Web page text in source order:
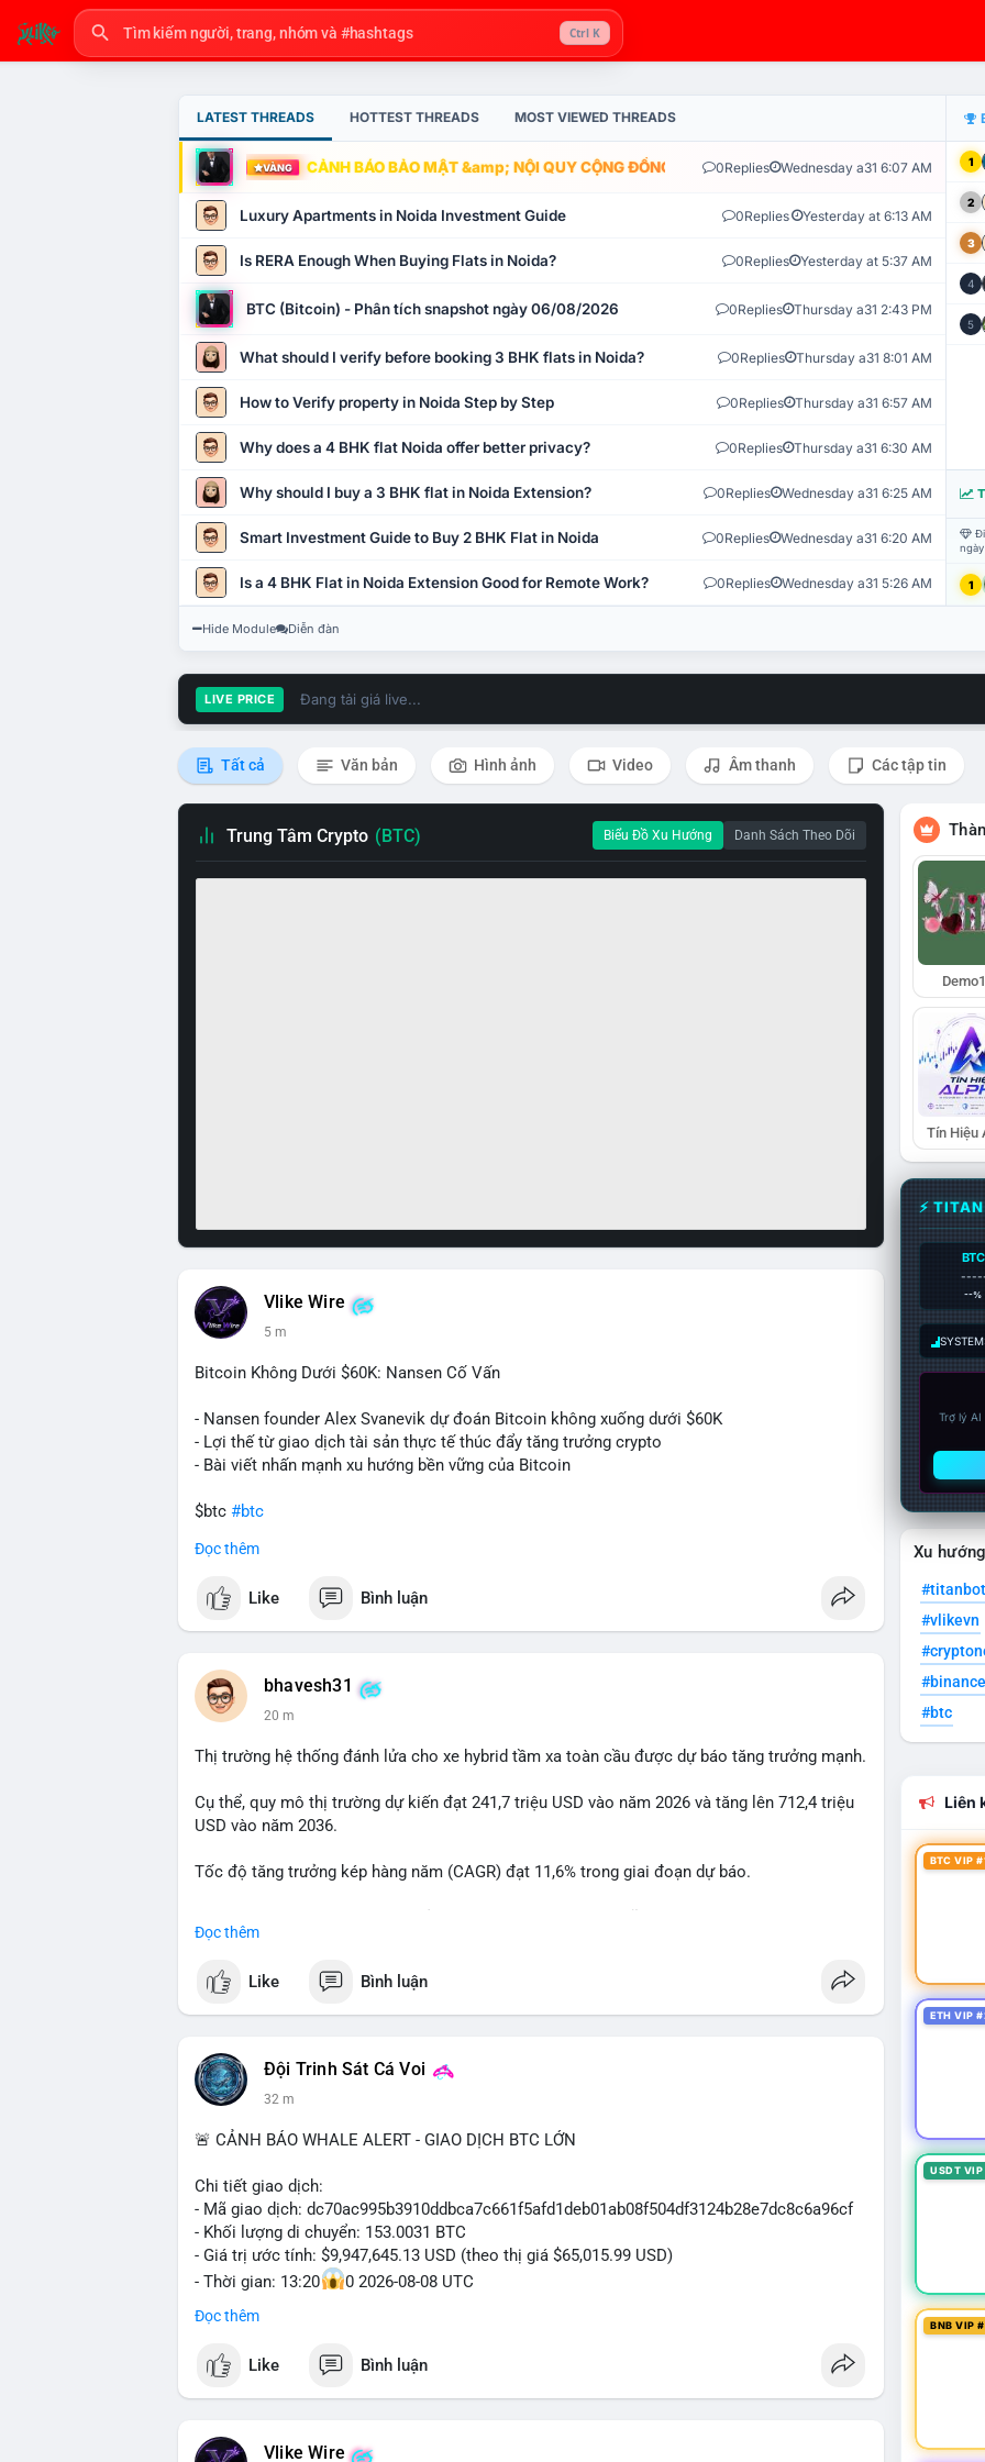
Ctrl K
LATEST THREADS HOTTEST THREADS MOST VIEWED THREADS
VÀNG CẢNH BÁO BẢO MẬT &amp; NỘI QUY CỘNG ĐỒNG VLIKE.VN: HỆ THỐNG GIÁM SÁT TỰ
0Replies Wednesday a31 6:07 AM
Luxury Apartments in Noida Investment Guide 0Replies Yesterday at 6:13 AM
Is RERA Enough When Buying Flats in Noida? 0Replies Yesterday at 5:37 AM
BTC (Bitcoin) - Phân tích snapshot ngày 06/08/2026 0Replies Thursday a31 2:43 PM
What should I verify before booking 3 BHK flats in Noida? 0Replies Thursday a31 8:01 AM
How to Verify property in Noida Step by Step 0Replies Thursday a31 6:57 AM
Why does a 4 BHK flat Noida offer better privacy? 0Replies Thursday a31 6:30 AM
Why should I buy a 3 BHK flat in Noida Extension? 0Replies Wednesday a31 6:25 AM
Smart Investment Guide to Buy 2 BHK Flat in Noida 0Replies Wednesday a31 6:20 AM
Is a 4 BHK Flat in Noida Extension Good for Remote Work? 0Replies Wednesday a31 5:26 AM
1
2
3
4
5
1
Hide Module Diễn đàn
LIVE PRICE Đang tải giá live...
Tất cả Văn bản Hình ảnh Video Âm thanh Các tập tin
Trung Tâm Crypto (BTC) Biểu Đồ Xu Hướng Danh Sách Theo Dõi
Vlike Wire
5 m
Bitcoin Không Dưới $60K: Nansen Cố Vấn
- Nansen founder Alex Svanevik dự đoán Bitcoin không xuống dưới $60K
- Lợi thế từ giao dịch tài sản thực tế thúc đẩy tăng trưởng crypto
- Bài viết nhấn mạnh xu hướng bền vững của Bitcoin
$btc #btc
#vlikevn
📰 Nguồn: Cointelegraph
Đọc thêm
Like Bình luận
bhavesh31
20 m
Thị trường hệ thống đánh lửa cho xe hybrid tầm xa toàn cầu được dự báo tăng trưởng mạnh.
Cụ thể, quy mô thị trường dự kiến đạt 241,7 triệu USD vào năm 2026 và tăng lên 712,4 triệu
USD vào năm 2036.
Tốc độ tăng trưởng kép hàng năm (CAGR) đạt 11,6% trong giai đoạn dự báo.
Đọc thêm
Like Bình luận
Đội Trinh Sát Cá Voi
32 m
🚨 CẢNH BÁO WHALE ALERT - GIAO DỊCH BTC LỚN
Chi tiết giao dịch:
- Mã giao dịch: dc70ac995b3910ddbca7c661f5afd1deb01ab08f504df3124b28e7dc8c6a96cf
- Khối lượng di chuyển: 153.0031 BTC
- Giá trị ước tính: $9,947,645.13 USD (theo thị giá $65,015.99 USD)
- Thời gian: 13:20
0 2026-08-08 UTC
Nhận định phân tích hành vi của Cá voi:
153 BTC trị giá gần 10 triệu USD được luân chuyển trong một giao dịch chưa xác nhận duy
nhất. Khối lượng này không quá lớn để gây sốc thanh khoản, nhưng đủ cho thấy một tổ
chức hoặc nhà đầu tư lớn đang tái cơ cấu danh mục. Việc chuyển thẳng một cục coin lớn
nhận là ví lạnh không kết nối internet, khả năng cao là hành động tích lũy dài hạn, giảm áp
Đọc thêm
Like Bình luận
Vlike Wire
Tín Hiệu
⚡
BTC
--%
Trợ lý
Xu
#titanbot
#vlikevn
#btc
Liên
BTC VIP
ETH VIP
USDT
BNB VIP